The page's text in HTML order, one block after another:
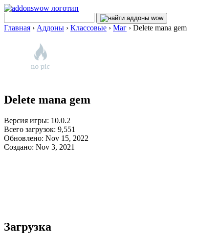
Главная › Аддоны › Классовые › Маг › Delete mana gem
Delete mana gem
Версия игры: 10.0.2
Всего загрузок: 9,551
Обновлено: Nov 15, 2022
Создано: Nov 3, 2021
Загрузка